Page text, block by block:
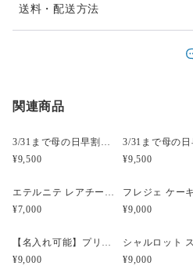
ラワー
発送は通常2、3日以内（土日祝
しくお願い致します。
受注制作のため1週間ほどお時
います。お急ぎの方はメールに
お届け日時等にご指定がある場
指定なし・午前中（8時～12時
18時・18時～20時・19時～21時
送料・配送方法
宅急便（ヤマト）
¥5,000以上のご注文で送料無料
関連商品
3/31まで母の日早割・5束限定 ピオニーのアーティフィシャルフラワーブーケ Merci Élégantメルシーエレガン
¥9,500
¥9,500
エテルニテ レアチーズケーキ風プリザーブドアレンジメント
¥7,000
¥9,000
【名入れ可能】プリザーブド フラワーケーキ シャルロット マスカット【母の日】【誕生日】【開店祝い】
¥9,000
¥9,000